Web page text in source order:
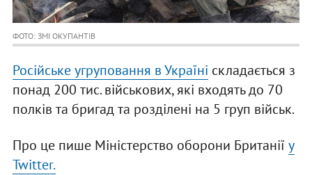
ФОТО: ЗМІ ОКУПАНТІВ
Російське угруповання в Україні складається з
понад 200 тис. військових, які входять до 70
полків та бригад та розділені на 5 груп військ.
Про це пише Міністерство оборони Британії у
Twitter.